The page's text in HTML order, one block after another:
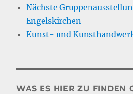
Nächste
Engelskirchen
Kunst- und
WAS ES HIER ZU FINDEN